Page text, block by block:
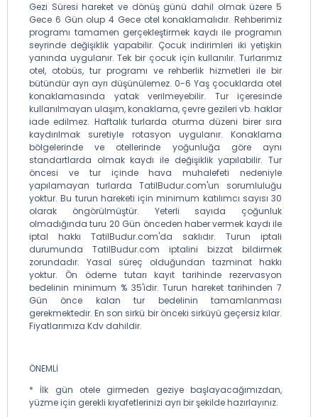
Gezi Süresi hareket ve dönüş günü dahil olmak üzere 5
Gece 6 Gün olup 4 Gece otel konaklamalıdır. Rehberimiz
programı tamamen gerçekleştirmek kaydı ile programın
seyrinde değişiklik yapabilir. Çocuk indirimleri iki yetişkin
yanında uygulanır. Tek bir çocuk için kullanılır. Turlarımız
otel, otobüs, tur programı ve rehberlik hizmetleri ile bir
bütündür ayrı ayrı düşünülemez. 0-6 Yaş çocuklarda otel
konaklamasında yatak verilmeyebilir. Tur içeresinde
kullanılmayan ulaşım, konaklama, çevre gezileri vb. haklar
iade edilmez. Haftalık turlarda oturma düzeni birer sıra
kaydırılmak suretiyle rotasyon uygulanır. Konaklama
bölgelerinde ve otellerinde yoğunluğa göre aynı
standartlarda olmak kaydı ile değişiklik yapılabilir. Tur
öncesi ve tur içinde hava muhalefeti nedeniyle
yapılamayan turlarda TatilBudur.com'un sorumluluğu
yoktur. Bu turun hareketi için minimum katılımcı sayısı 30
olarak öngörülmüştür. Yeterli sayıda çoğunluk
olmadığında turu 20 Gün önceden haber vermek kaydı ile
iptal hakkı TatilBudur.com'da saklıdır. Turun iptali
durumunda TatilBudur.com iptalini bizzat bildirmek
zorundadır. Yasal süreç olduğundan tazminat hakkı
yoktur. Ön ödeme tutarı kayıt tarihinde rezervasyon
bedelinin minimum % 35'idir. Turun hareket tarihinden 7
Gün önce kalan tur bedelinin tamamlanması
gerekmektedir. En son sirkü bir önceki sirküyü geçersiz kılar.
Fiyatlarımıza Kdv dahildir.
ÖNEMLİ
* İlk gün otele girmeden geziye başlayacağımızdan,
yüzme için gerekli kıyafetlerinizi ayrı bir şekilde hazırlayınız.